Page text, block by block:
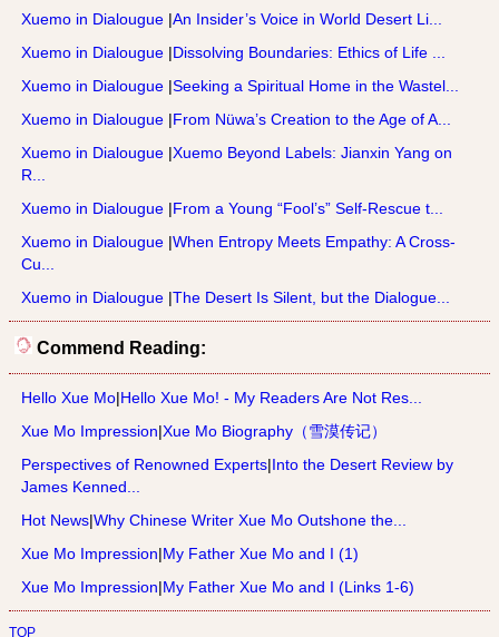
Xuemo in Dialougue |An Insider’s Voice in World Desert Li...
Xuemo in Dialougue |Dissolving Boundaries: Ethics of Life ...
Xuemo in Dialougue |Seeking a Spiritual Home in the Wastel...
Xuemo in Dialougue |From Nüwa’s Creation to the Age of A...
Xuemo in Dialougue |Xuemo Beyond Labels: Jianxin Yang on
R...
Xuemo in Dialougue |From a Young “Fool’s” Self-Rescue t...
Xuemo in Dialougue |When Entropy Meets Empathy: A Cross-
Cu...
Xuemo in Dialougue |The Desert Is Silent, but the Dialogue...
Commend Reading:
Hello Xue Mo|Hello Xue Mo! - My Readers Are Not Res...
Xue Mo Impression|Xue Mo Biography（雪漠传记）
Perspectives of Renowned Experts|Into the Desert Review by
James Kenned...
Hot News|Why Chinese Writer Xue Mo Outshone the...
Xue Mo Impression|My Father Xue Mo and I (1)
Xue Mo Impression|My Father Xue Mo and I (Links 1-6)
TOP